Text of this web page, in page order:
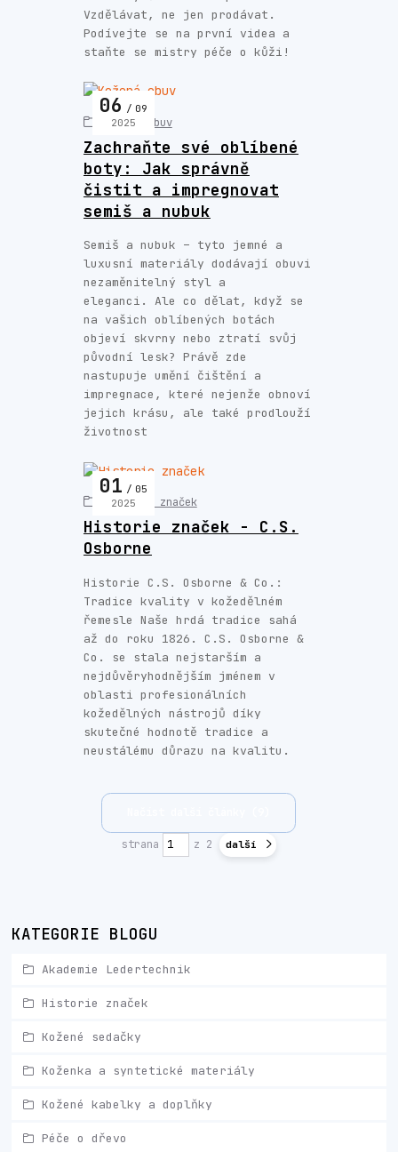
KATEGORIE BLOGU
Akademie Ledertechnik
Historie značek
Kožené sedačky
Koženka a syntetické materiály
Kožené kabelky a doplňky
Péče o dřevo
Vzdělávat, ne jen prodávat.
Podívejte se na první videa a
staňte se mistry péče o kůži!
Zachraňte své oblíbené
boty: Jak správně
čistit a impregnovat
semiš a nubuk
06
09
2025
Kožená obuv
Semiš a nubuk – tyto jemné a
luxusní materiály dodávají obuvi
nezaměnitelný styl a
eleganci. Ale co dělat, když se
na vašich oblíbených botách
objeví skvrny nebo ztratí svůj
původní lesk? Právě zde
nastupuje umění čištění a
impregnace, které nejenže obnoví
jejich krásu, ale také prodlouží
životnost
Historie značek - C.S.
Osborne
01
05
2025
Historie značek
Historie C.S. Osborne & Co.:
Tradice kvality v kožedělném
řemesle Naše hrdá tradice sahá
až do roku 1826. C.S. Osborne &
Co. se stala nejstarším a
nejdůvěryhodnějším jménem v
oblasti profesionálních
kožedělných nástrojů díky
skutečné hodnotě tradice a
neustálému důrazu na kvalitu.
strana z 2 další